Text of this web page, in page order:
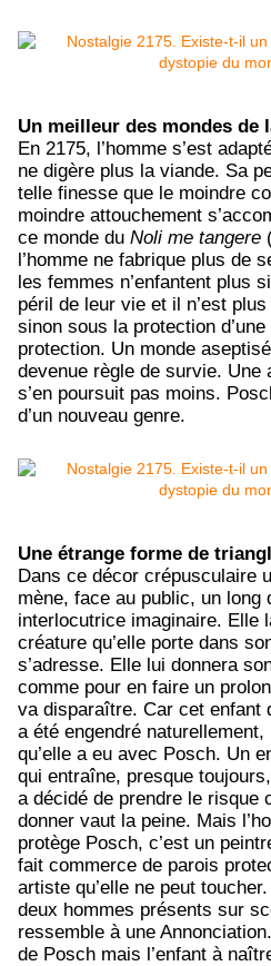
Un meilleur des mondes de
En 2175, l’homme s’est
ne digère plus la viande. Sa
telle finesse que le moindre
moindre attouchement
ce monde du Noli me tangere
l’homme ne fabrique plus de
les femmes n’enfantent plus
péril de leur vie et il n’est
sinon sous la protection
protection. Un monde
devenue règle de survie. Une
s’en poursuit pas moins.
d’un nouveau genre.
Une étrange forme de
Dans ce décor crépusculaire
mène, face au public, un long
interlocutrice imaginaire. Elle
créature qu’elle porte dans
s’adresse. Elle lui donnera
comme pour en faire un
va disparaître. Car cet enfant
a été engendré
qu’elle a eu avec Posch. Un
qui entraîne, presque
a décidé de prendre le risque
donner vaut la peine. Mais
protège Posch, c’est un
fait commerce de parois
artiste qu’elle ne peut
deux hommes présents sur
ressemble à une
de Posch mais l’enfant à